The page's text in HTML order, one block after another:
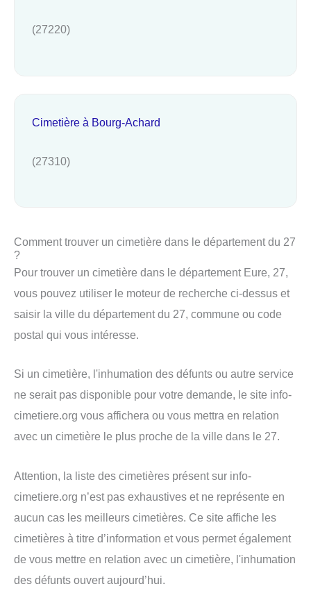
(27220)
Cimetière à Bourg-Achard
(27310)
Comment trouver un cimetière dans le département du 27
?
Pour trouver un cimetière dans le département Eure, 27,
vous pouvez utiliser le moteur de recherche ci-dessus et
saisir la ville du département du 27, commune ou code
postal qui vous intéresse.
Si un cimetière, l'inhumation des défunts ou autre service
ne serait pas disponible pour votre demande, le site info-
cimetiere.org vous affichera ou vous mettra en relation
avec un cimetière le plus proche de la ville dans le 27.
Attention, la liste des cimetières présent sur info-
cimetiere.org n’est pas exhaustives et ne représente en
aucun cas les meilleurs cimetières. Ce site affiche les
cimetières à titre d’information et vous permet également
de vous mettre en relation avec un cimetière, l'inhumation
des défunts ouvert aujourd’hui.